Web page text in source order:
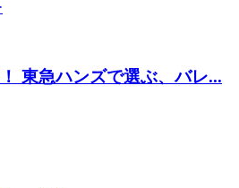
東急ハンズで選ぶ、バレ...